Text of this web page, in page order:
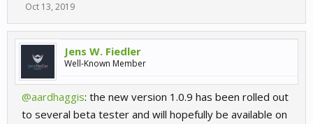
Oct 13, 2019
Jens W. Fiedler
Well-Known Member
@aardhaggis: the new version 1.0.9 has been rolled out
to several beta tester and will hopefully be available on